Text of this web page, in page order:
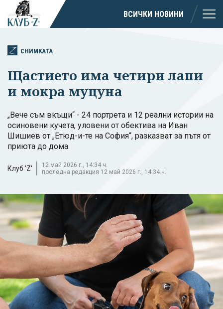
ВСИЧКИ НОВИНИ
СНИМКАТА
Щастието има четири лапи
и мокра муцуна
„Вече съм вкъщи“ - 24 портрета и 12 реални истории на
осиновени кучета, уловени от обектива на Иван
Шишиев от „Етюд-и-те на София“, разказват за пътя от
приюта до дома
Клуб 'Z'
12 май 2026 г., 14:34 ч.
последна редакция 12 май 2026 г., 14:34 ч.